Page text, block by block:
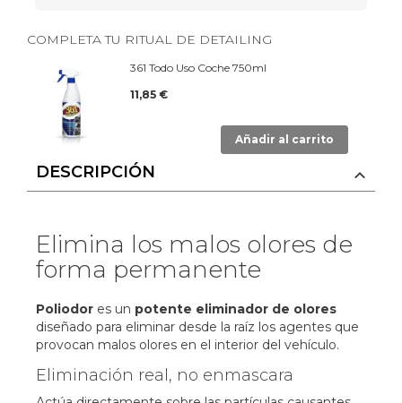
COMPLETA TU RITUAL DE DETAILING
361 Todo Uso Coche 750ml
11,85 €
Añadir al carrito
DESCRIPCIÓN
Elimina los malos olores de
forma permanente
Poliodor es un potente eliminador de olores
diseñado para eliminar desde la raíz los agentes que
provocan malos olores en el interior del vehículo.
Eliminación real, no enmascara